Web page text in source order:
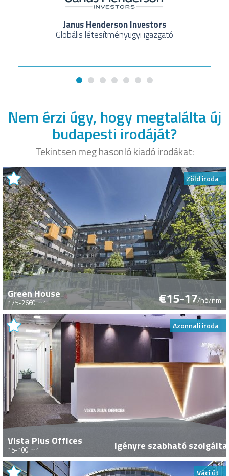
Janus Henderson Investors
Globális létesítményügyi igazgató
Nem érzi úgy, hogy megtalálta új
budapesti irodáját?
Tekintsen meg hasonló kiadó irodákat:
Zöld iroda
Green House
175-2660 m2 €15-17/hó/nm
Azonnali iroda
Vista Plus Offices
15-100 m2 Igényre szabható
Váci út